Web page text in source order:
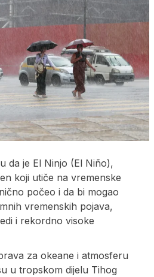
da je El Ninjo (El Niño),
koji utiče na vremenske
počeo i da bi mogao
vremenskih pojava,
i rekordno visoke
za okeane i atmosferu
u tropskom dijelu Tihog